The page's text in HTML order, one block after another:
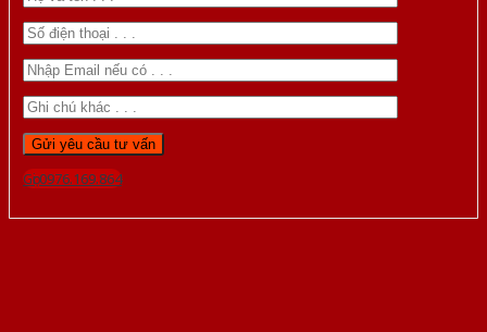
Gọi 0976.169.864